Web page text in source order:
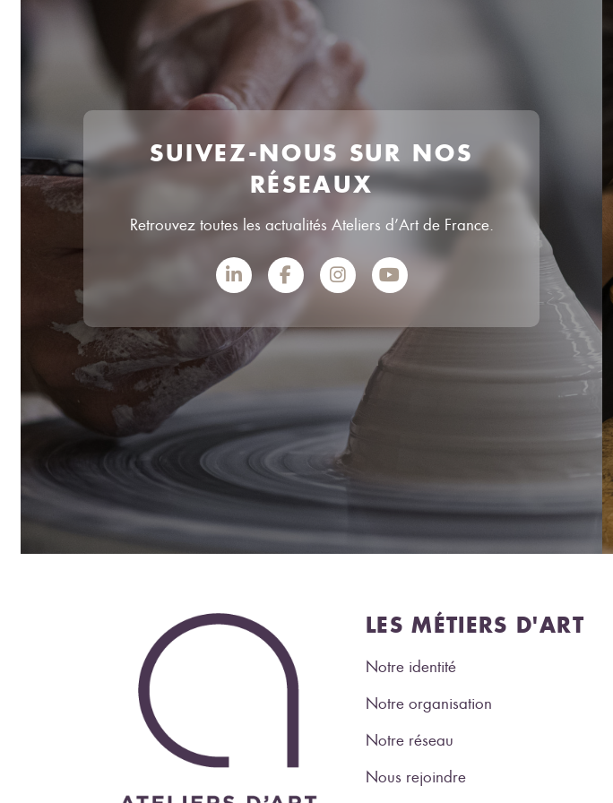
SUIVEZ-NOUS SUR NOS
RÉSEAUX
Retrouvez toutes les actualités Ateliers d’Art de France.
LES MÉTIERS D'ART
Notre identité
Notre organisation
Notre réseau
Nous rejoindre